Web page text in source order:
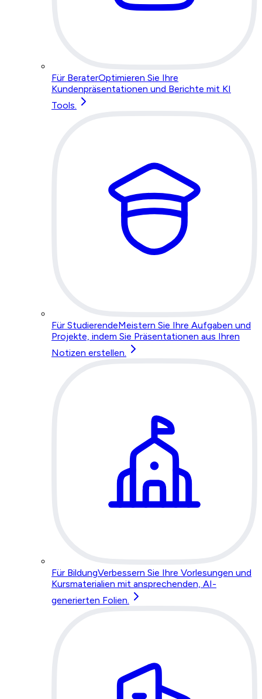
Für BeraterOptimieren Sie Ihre
Kundenpräsentationen und Berichte mit KI
Tools.
Für StudierendeMeistern Sie Ihre Aufgaben und
Projekte, indem Sie Präsentationen aus Ihren
Notizen erstellen.
Für BildungVerbessern Sie Ihre Vorlesungen und
Kursmaterialien mit ansprechenden, AI-
generierten Folien.